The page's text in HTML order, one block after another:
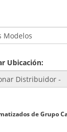
Ubicación:
de Grupo